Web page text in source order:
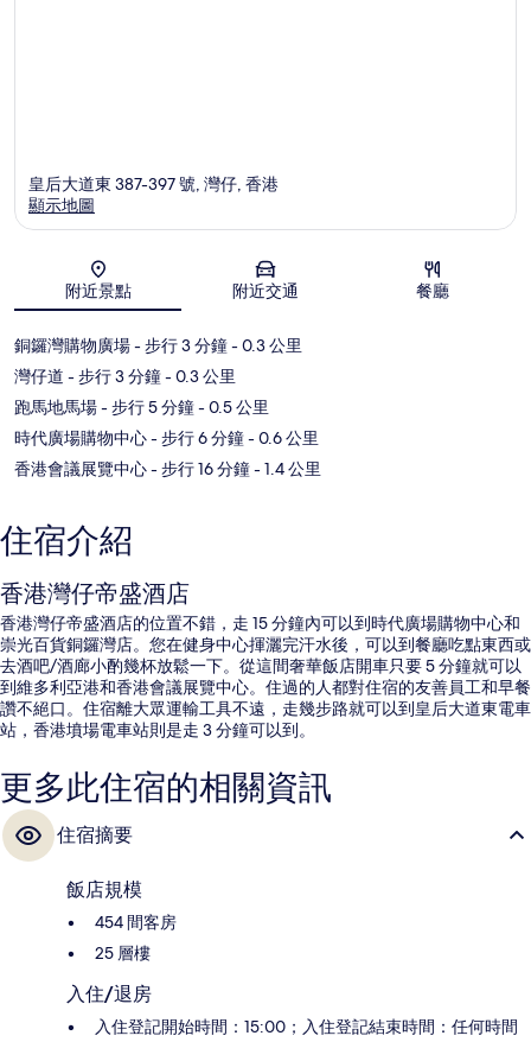
地圖
皇后大道東 387-397 號, 灣仔, 香港
顯示地圖
附近景點 附近交通 餐廳
銅鑼灣購物廣場- 步行 3 分鐘- 0.3 公里
灣仔道 - 步行 3 分鐘- 0.3 公里
跑馬地馬場- 步行 5 分鐘- 0.5 公里
時代廣場購物中心- 步行 6 分鐘- 0.6 公里
香港會議展覽中心- 步行 16 分鐘- 1.4 公里
住宿介紹
香港灣仔帝盛酒店
香港灣仔帝盛酒店的位置不錯，走 15 分鐘內可以到時代廣場購物中心和
崇光百貨銅鑼灣店。您在健身中心揮灑完汗水後，可以到餐廳吃點東西或
去酒吧/酒廊小酌幾杯放鬆一下。從這間奢華飯店開車只要 5 分鐘就可以
到維多利亞港和香港會議展覽中心。住過的人都對住宿的友善員工和早餐
讚不絕口。住宿離大眾運輸工具不遠，走幾步路就可以到皇后大道東電車
站，香港墳場電車站則是走 3 分鐘可以到。
更多此住宿的相關資訊
住宿摘要
飯店規模
454 間客房
25 層樓
入住/退房
入住登記開始時間：15:00；入住登記結束時間：任何時間